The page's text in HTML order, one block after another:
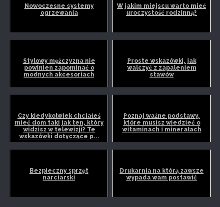
Nowoczesne systemy
ogrzewania
W jakim miejscu warto mieć
uroczystość rodzinną?
Stylowy mężczyzna nie
powinien zapominać o
modnych akcesoriach
Proste wskazówki, jak
walczyć z zapaleniem
stawów
Czy kiedykolwiek chciałeś
mieć dom taki jak ten, który
widzisz w telewizji? Te
wskazówki dotyczące p...
Poznaj ważne podstawy,
które musisz wiedzieć o
witaminach i minerałach
Bezpieczny sprzęt
narciarski
Drukarnia na którą zawsze
wypada wam postawić